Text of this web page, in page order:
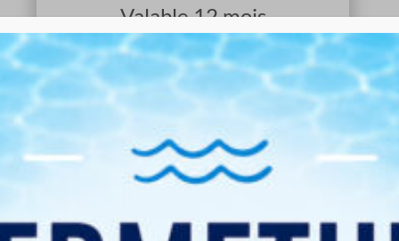
Valable 12 mois
Carte
magnétique
10€